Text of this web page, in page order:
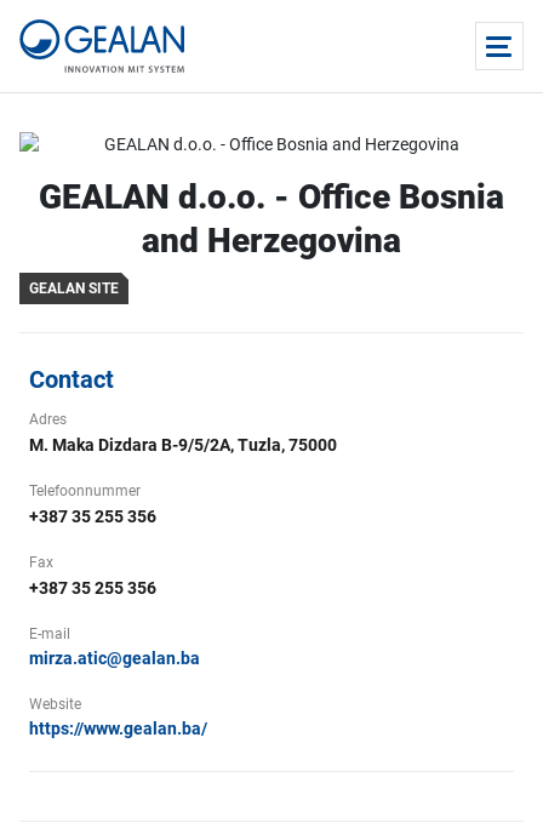
GEALAN d.o.o. - Office Bosnia
and Herzegovina
GEALAN SITE
Contact
Adres
M. Maka Dizdara B-9/5/2A, Tuzla, 75000
Telefoonnummer
+387 35 255 356
Fax
+387 35 255 356
E-mail
mirza.atic@gealan.ba
Website
https://www.gealan.ba/